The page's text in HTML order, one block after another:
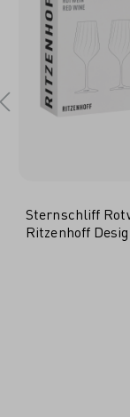
Sternschliff
Ritzenhoff